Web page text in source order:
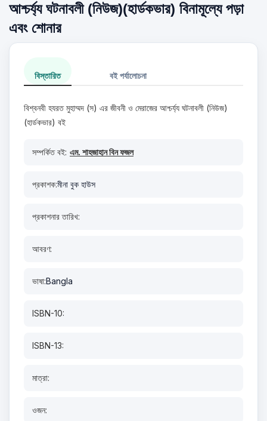
আশ্চর্য্য ঘটনাবলী (নিউজ)(হার্ডকভার) বিনামূল্যে পড়া
এবং শোনার
বিস্তারিত বই পর্যালোচনা
বিশ্বনবী হযরত মুহাম্মদ (স) এর জীবনী ও মেরাজের আশ্চর্য্য ঘটনাবলী (নিউজ)
(হার্ডকভার) বই
সম্পর্কিত বই: এম. শাহজাহান বিন ফজল
প্রকাশক:মীনা বুক হাউস
প্রকাশনার তারিখ:
আবরণ:
ভাষা:Bangla
ISBN-10:
ISBN-13:
মাত্রা:
ওজন: